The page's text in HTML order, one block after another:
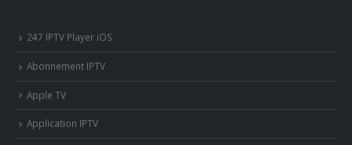
247 IPTV Player iOS
Abonnement IPTV
Apple TV
Application IPTV